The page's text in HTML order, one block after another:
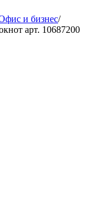
и бизнес/
арт. 10687200